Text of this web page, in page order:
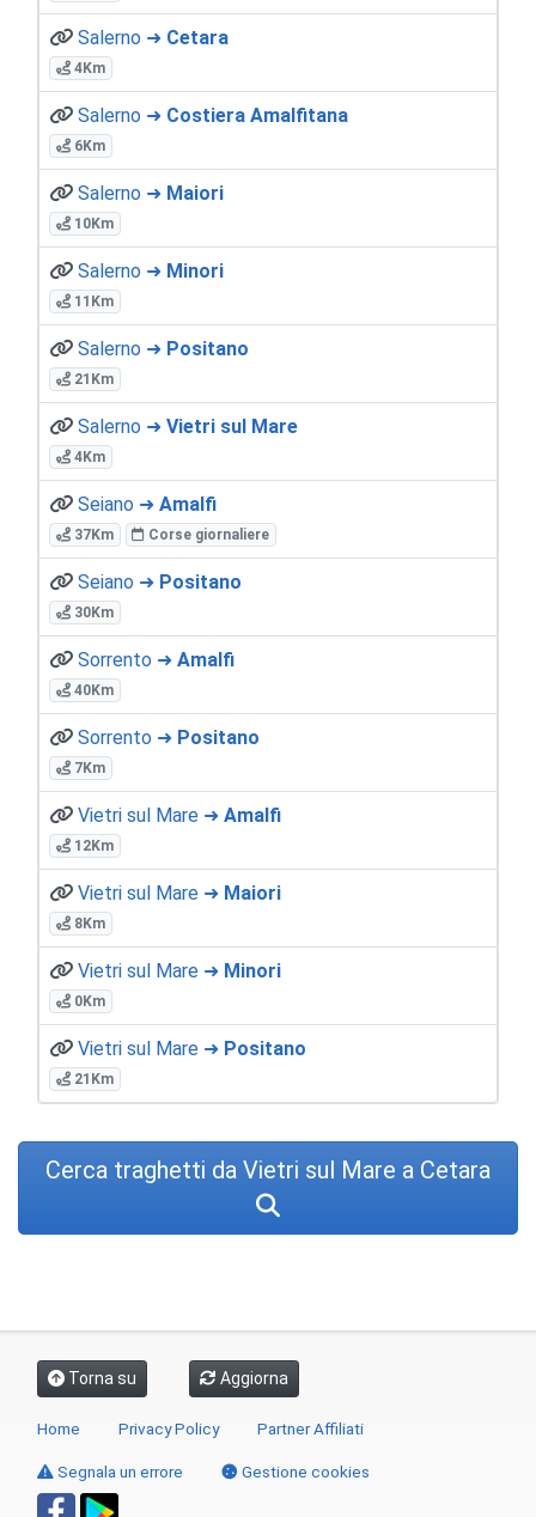
Salerno ➜ Cetara
4Km
Salerno ➜ Costiera Amalfitana
6Km
Salerno ➜ Maiori
10Km
Salerno ➜ Minori
11Km
Salerno ➜ Positano
21Km
Salerno ➜ Vietri sul Mare
4Km
Seiano ➜ Amalfi
37Km Corse giornaliere
Seiano ➜ Positano
30Km
Sorrento ➜ Amalfi
40Km
Sorrento ➜ Positano
7Km
Vietri sul Mare ➜ Amalfi
12Km
Vietri sul Mare ➜ Maiori
8Km
Vietri sul Mare ➜ Minori
0Km
Vietri sul Mare ➜ Positano
21Km
Torna su Aggiorna
Home Privacy Policy Partner Affiliati
Segnala un errore Gestione cookies